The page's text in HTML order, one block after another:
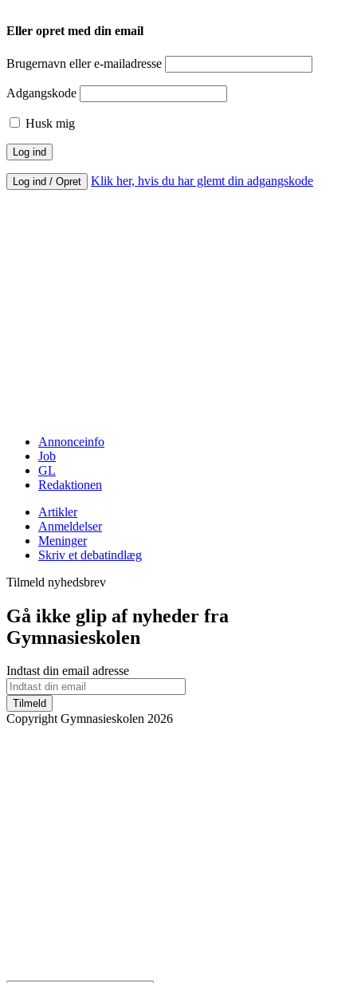
Eller opret med din email
Brugernavn eller e-mailadresse
Adgangskode
Husk mig
Log ind / Opret Klik her, hvis du har glemt din adgangskode
Annonceinfo
Job
GL
Redaktionen
Artikler
Anmeldelser
Meninger
Skriv et debatindlæg
Tilmeld nyhedsbrev
Gå ikke glip af nyheder fra
Gymnasieskolen
Indtast din email adresse
Tilmeld
Copyright Gymnasieskolen 2026